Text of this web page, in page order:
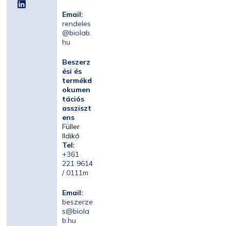
Email:
rendeles
@biolab.
hu
Beszerz
ési és
termékd
okumen
tációs
assziszt
ens
Füller
Ildikó
Tel:
+361
221 9614
/ 0111m
Email:
beszerze
s@biola
b.hu